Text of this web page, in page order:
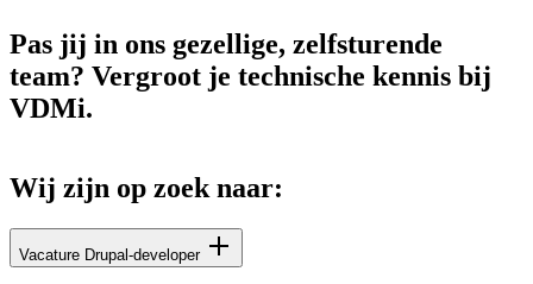
Pas jij in ons gezellige, zelfsturende
team? Vergroot je technische kennis bij
VDMi.
Wij zijn op zoek naar:
Vacature Drupal-developer